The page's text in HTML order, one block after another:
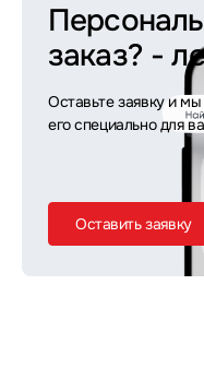
заказ? -
Оставьте заявку и
его специально для
Оставить заявку